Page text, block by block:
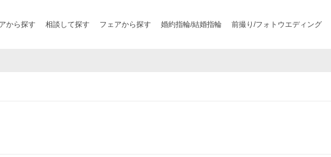
から探す 相談して探す フェアから探す 婚約指輪/結婚指輪 前撮り/フォトウエディング